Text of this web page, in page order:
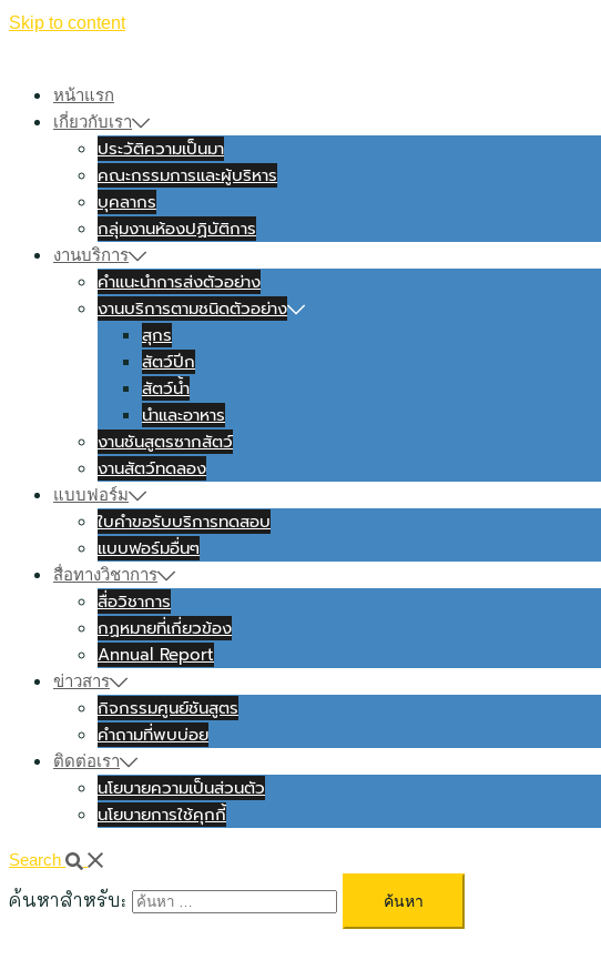
Skip to content
หน้าแรก
เกี่ยวกับเรา
ประวัติความเป็นมา
คณะกรรมการและผู้บริหาร
บุคลากร
กลุ่มงานห้องปฏิบัติการ
งานบริการ
คำแนะนำการส่งตัวอย่าง
งานบริการตามชนิดตัวอย่าง
สุกร
สัตว์ปีก
สัตว์น้ำ
นำและอาหาร
งานชันสูตรซากสัตว์
งานสัตว์ทดลอง
แบบฟอร์ม
ใบคำขอรับบริการทดสอบ
แบบฟอร์มอื่นๆ
สื่อทางวิชาการ
สื่อวิชาการ
กฏหมายที่เกี่ยวข้อง
Annual Report
ข่าวสาร
กิจกรรมศูนย์ชันสูตร
คำถามที่พบบ่อย
ติดต่อเรา
นโยบายความเป็นส่วนตัว
นโยบายการใช้คุกกี้
Search
ค้นหาสำหรับ: